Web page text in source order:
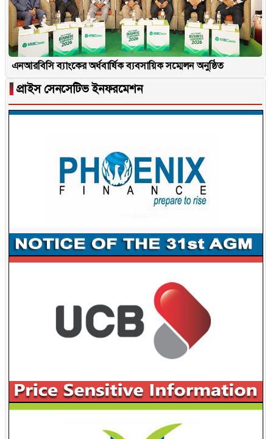
এনআরবিসি ব্যাংকের অর্ধবার্ষিক ব্যবসায়িক সম্মেলন অনুষ্ঠিত
▐ প্রাইস সেনসেটিভ ইনফরমেশন